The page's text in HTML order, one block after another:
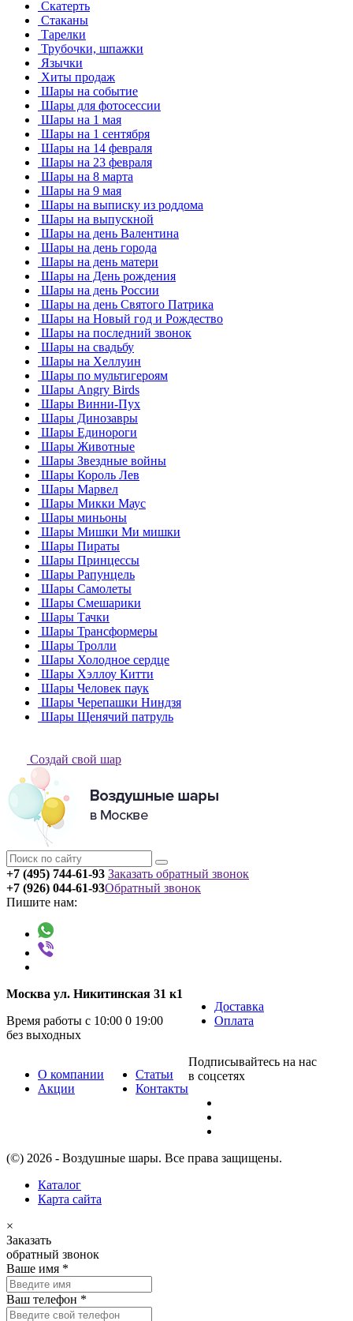
Скатерть
Стаканы
Тарелки
Трубочки, шпажки
Язычки
Хиты продаж
Шары на событие
Шары для фотосессии
Шары на 1 мая
Шары на 1 сентября
Шары на 14 февраля
Шары на 23 февраля
Шары на 8 марта
Шары на 9 мая
Шары на выписку из роддома
Шары на выпускной
Шары на день Валентина
Шары на день города
Шары на день матери
Шары на День рождения
Шары на день России
Шары на день Святого Патрика
Шары на Новый год и Рождество
Шары на последний звонок
Шары на свадьбу
Шары на Хеллуин
Шары по мультигероям
Шары Angry Birds
Шары Винни-Пух
Шары Динозавры
Шары Единороги
Шары Животные
Шары Звездные войны
Шары Король Лев
Шары Марвел
Шары Микки Маус
Шары миньоны
Шары Мишки Ми мишки
Шары Пираты
Шары Принцессы
Шары Рапунцель
Шары Самолеты
Шары Смешарики
Шары Тачки
Шары Трансформеры
Шары Тролли
Шары Холодное сердце
Шары Хэллоу Китти
Шары Человек паук
Шары Черепашки Ниндзя
Шары Щенячий патруль
Создай свой шар
+7 (495) 744-61-93 Заказать обратный звонок
+7 (926) 044-61-93
Пишите нам:
Обратный звонок
Москва ул. Никитинская 31 к1
Время работы с 10:00 0 19:00
без выходных
Доставка
Оплата
О компании
Акции
Статьи
Контакты
Подписывайтесь на нас
в соцсетях
(©) 2026 - Воздушные шары. Все права защищены.
Каталог
Карта сайта
×
Заказать
обратный звонок
Ваше имя *
Ваш телефон *